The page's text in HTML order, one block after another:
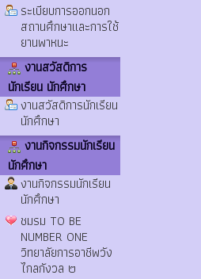
ระเบียบการออกนอก
สถานศึกษาและการใช้
ยานพาหนะ
งานสวัสดิการ
นักเรียน นักศึกษา
งานสวัสดิการนักเรียน
นักศึกษา
งานกิจกรรมนักเรียน
นักศึกษา
งานกิจกรรมนักเรียน
นักศึกษา
ชมรม TO BE
NUMBER ONE
วิทยาลัยการอาชีพวัง
ไกลกังวล ๒